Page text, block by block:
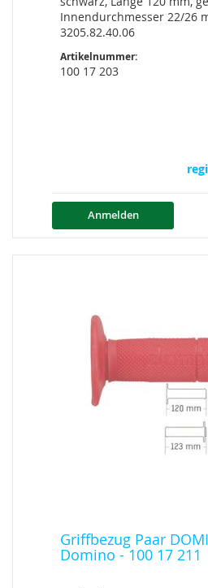
Innendurchmesser 22/26
3205.82.40.06
Artikelnummer:
100 17 203
Anmelden
Griffbezug Paar
Domino - 100 17 211